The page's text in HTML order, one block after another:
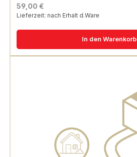
59,00 €
Lieferzeit: nach Erhalt d.Ware
In den Warenkorb